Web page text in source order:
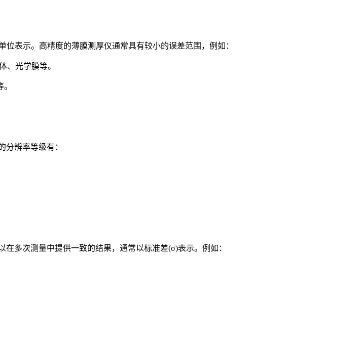
表示。高精度的薄膜测厚仪通常具有较小的误差范围，例如：
光学膜等。
辨率等级有：
多次测量中提供一致的结果，通常以标准差(σ)表示。例如：